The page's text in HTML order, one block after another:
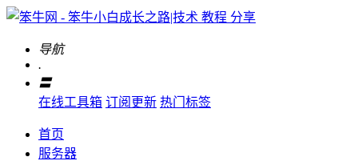
导航
.
〓
在线工具箱 订阅更新 热门标签
首页
服务器